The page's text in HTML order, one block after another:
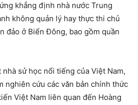
khẳng định nhà nước Trung
không quản lý hay thực thi chủ
đảo ở Biển Đông, bao gồm quần
nhà sử học nổi tiếng của Việt Nam,
nghiên cứu các văn bản chính thức
Việt Nam liên quan đến Hoàng